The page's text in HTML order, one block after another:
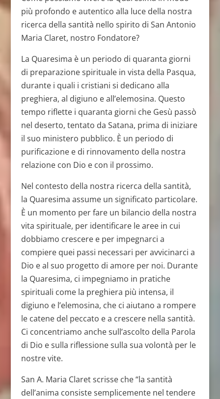
più profondo e autentico alla luce della nostra
ricerca della santità nello spirito di San Antonio
Maria Claret, nostro Fondatore?
La Quaresima è un periodo di quaranta giorni
di preparazione spirituale in vista della Pasqua,
durante i quali i cristiani si dedicano alla
preghiera, al digiuno e all’elemosina. Questo
tempo riflette i quaranta giorni che Gesù passò
nel deserto, tentato da Satana, prima di iniziare
il suo ministero pubblico. È un periodo di
purificazione e di rinnovamento della nostra
relazione con Dio e con il prossimo.
Nel contesto della nostra ricerca della santità,
la Quaresima assume un significato particolare.
È un momento per fare un bilancio della nostra
vita spirituale, per identificare le aree in cui
dobbiamo crescere e per impegnarci a
compiere quei passi necessari per avvicinarci a
Dio e al suo progetto di amore per noi. Durante
la Quaresima, ci impegniamo in pratiche
spirituali come la preghiera più intensa, il
digiuno e l’elemosina, che ci aiutano a rompere
le catene del peccato e a crescere nella santità.
Ci concentriamo anche sull’ascolto della Parola
di Dio e sulla riflessione sulla sua volontà per le
nostre vite.
San A. Maria Claret scrisse che “la santità
dell’anima consiste semplicemente nel tendere